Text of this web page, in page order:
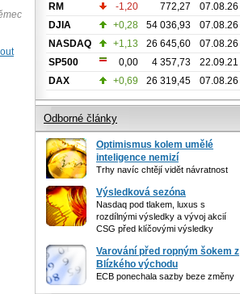
RM
-1,20 772,27
07.08.26
DJIA
+0,28 54 036,93
07.08.26
NASDAQ
+1,13 26 645,60
07.08.26
SP500
0,00 4 357,73
22.09.21
DAX
+0,69 26 319,45 07.08.26
Odborné články
Optimismus kolem umělé
inteligence nemizí
Trhy navíc chtějí vidět návratnost
Výsledková sezóna
Nasdaq pod tlakem, luxus s
rozdílnými výsledky a vývoj akcií
CSG před klíčovými výsledky
Varování před ropným šokem z
Blízkého východu
ECB ponechala sazby beze změny